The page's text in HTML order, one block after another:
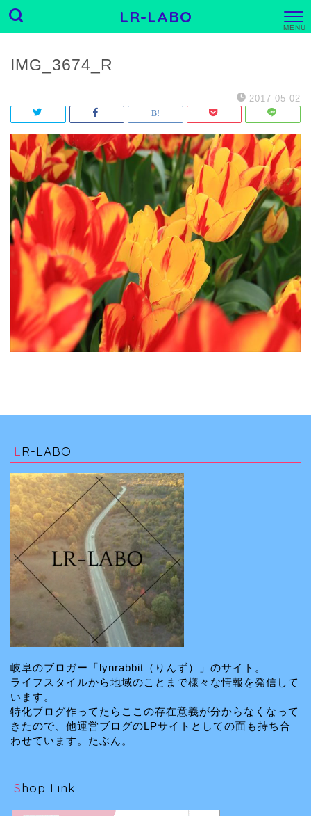
LR-LABO
E
IMG_3674_R
2017-05-02
LR-LABO
岐阜のブロガー「lynrabbit（りんず）」のサイト。
ライフスタイルから地域のことまで様々な情報を発信して
います。
特化ブログ作ってたらここの存在意義が分からなくなって
きたので、他運営ブログのLPサイトとしての面も持ち合
わせています。たぶん。
Shop Link